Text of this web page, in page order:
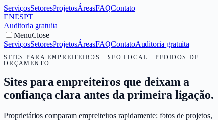
ServiçosSetoresProjetosÁreasFAQContato
ENESPT
Auditoria gratuita
MenuClose
ServiçosSetoresProjetosÁreasFAQContatoAuditoria gratuita
SITES PARA EMPREITEIROS · SEO LOCAL · PEDIDOS DE
ORÇAMENTO
Sites para empreiteiros que deixam a
confiança clara antes da primeira ligação.
Proprietários comparam empreiteiros rapidamente: fotos de projetos,